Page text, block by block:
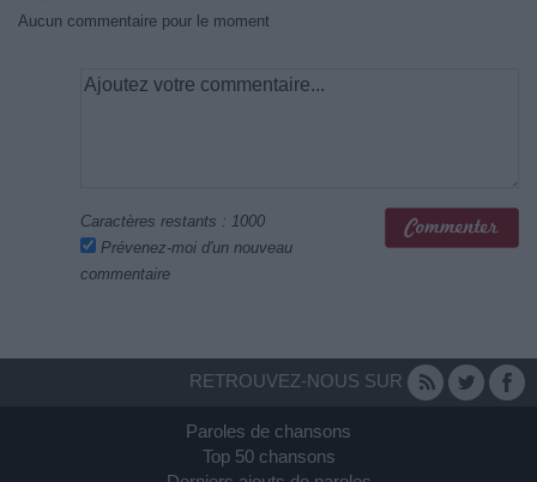
Aucun commentaire pour le moment
Caractères restants : 1000
Prévenez-moi d'un nouveau
commentaire
RETROUVEZ-NOUS SUR
Paroles de chansons
Top 50 chansons